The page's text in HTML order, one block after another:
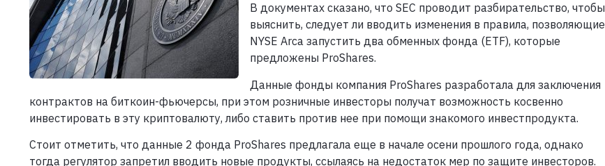
В документах сказано, что SEC проводит разбирательство, чтобы
выяснить, следует ли вводить изменения в правила, позволяющие
NYSE Arca запустить два обменных фонда (ETF), которые
предложены ProShares.
Данные фонды компания ProShares разработала для заключения
контрактов на биткоин-фьючерсы, при этом розничные инвесторы получат возможность косвенно
инвестировать в эту криптовалюту, либо ставить против нее при помощи знакомого инвестпродукта.
Стоит отметить, что данные 2 фонда ProShares предлагала еще в начале осени прошлого года, однако
тогда регулятор запретил вводить новые продукты, ссылаясь на недостаток мер по защите инвесторов.